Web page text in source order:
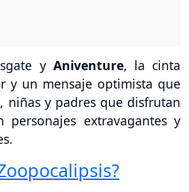
y Aniventure, la cinta
y un mensaje optimista que
niñas y padres que disfrutan
personajes extravagantes y